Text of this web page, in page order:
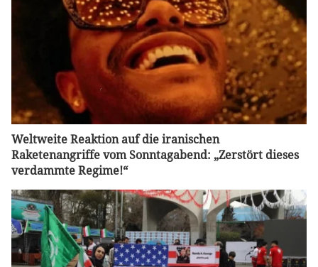
Weltweite Reaktion auf die iranischen
Raketenangriffe vom Sonntagabend: „Zerstört dieses
verdammte Regime!“